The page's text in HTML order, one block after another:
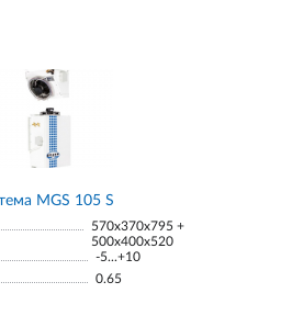
MGS 105 S
570x370x795 +
500x400x520
-5...+10
0.65